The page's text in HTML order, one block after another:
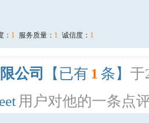
： 1 服务质量： 1 诚信度： 1
公司 【已有 1 条】 于
用户对他的一条点